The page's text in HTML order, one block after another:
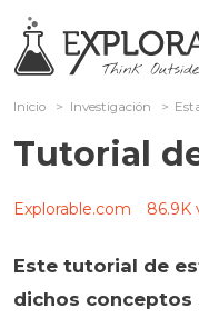
Inicio > Investigación >
Tutorial
Explorable.com 86.9K
Este tutorial de
dichos conceptos